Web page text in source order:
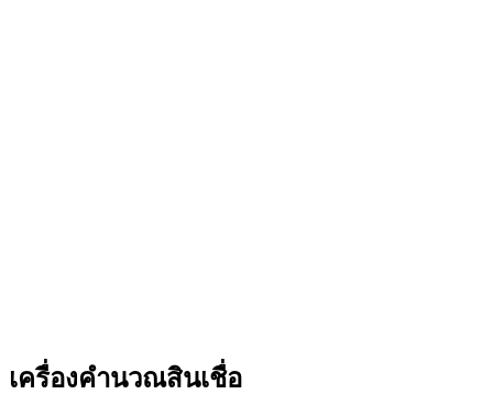
เครื่องคำนวณสินเชื่อ